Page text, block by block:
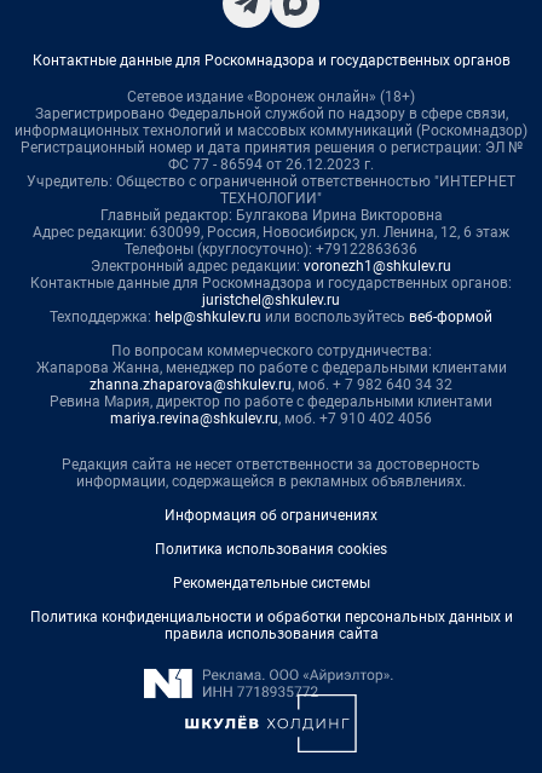
Контактные данные для Роскомнадзора и государственных органов
Сетевое издание «Воронеж онлайн» (18+)
Зарегистрировано Федеральной службой по надзору в сфере связи,
информационных технологий и массовых коммуникаций (Роскомнадзор)
Регистрационный номер и дата принятия решения о регистрации: ЭЛ №
ФС 77 - 86594 от 26.12.2023 г.
Учредитель: Общество с ограниченной ответственностью "ИНТЕРНЕТ
ТЕХНОЛОГИИ"
Главный редактор: Булгакова Ирина Викторовна
Адрес редакции: 630099, Россия, Новосибирск, ул. Ленина, 12, 6 этаж
Телефоны (круглосуточно): +79122863636
Электронный адрес редакции: voronezh1@shkulev.ru
Контактные данные для Роскомнадзора и государственных органов:
juristchel@shkulev.ru
Техподдержка: help@shkulev.ru или воспользуйтесь веб-формой
По вопросам коммерческого сотрудничества:
Жапарова Жанна, менеджер по работе с федеральными клиентами
zhanna.zhaparova@shkulev.ru, моб. + 7 982 640 34 32
Ревина Мария, директор по работе с федеральными клиентами
mariya.revina@shkulev.ru, моб. +7 910 402 4056
Редакция сайта не несет ответственности за достоверность
информации, содержащейся в рекламных объявлениях.
Информация об ограничениях
Политика использования cookies
Рекомендательные системы
Политика конфиденциальности и обработки персональных данных и
правила использования сайта